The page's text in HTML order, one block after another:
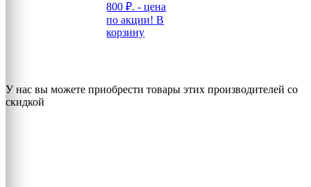
800 ₽. - цена
по акции! В
корзину
У нас вы можете приобрести товары этих производителей со
скидкой